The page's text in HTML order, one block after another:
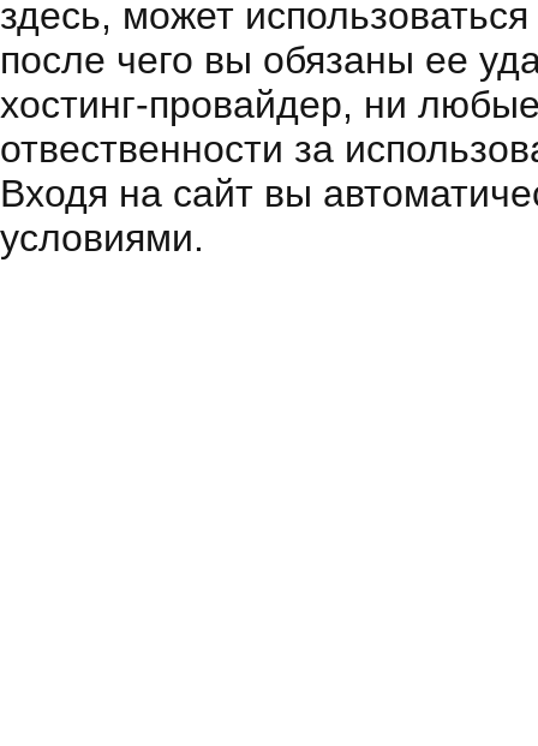
здесь, может
после чего вы обязаны ее
хостинг-провайдер, ни
отвественности за
Входя на сайт вы
условиями.